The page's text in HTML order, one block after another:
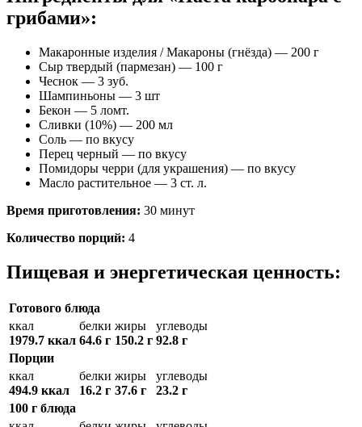
грибами»:
Макаронные изделия / Макароны (гнёзда) — 200 г
Сыр твердый (пармезан) — 100 г
Чеснок — 3 зуб.
Шампиньоны — 3 шт
Бекон — 5 ломт.
Сливки (10%) — 200 мл
Соль — по вкусу
Перец черный — по вкусу
Помидоры черри (для украшения) — по вкусу
Масло растительное — 3 ст. л.
Время приготовления: 30 минут
Количество порций: 4
Пищевая и энергетическая ценность:
Готового блюда
ккал
1979.7 ккал
белки
64.6 г
жиры
150.2 г
углеводы
92.8 г
Порции
ккал
494.9 ккал
белки
16.2 г
жиры
37.6 г
углеводы
23.2 г
100 г блюда